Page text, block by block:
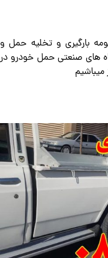
بارگیری و تخلیه حمل و
های صنعتی حمل خودرو در